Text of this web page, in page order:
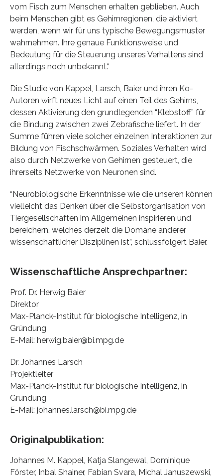
vom Fisch zum Menschen erhalten geblieben. Auch
beim Menschen gibt es Gehirnregionen, die aktiviert
werden, wenn wir für uns typische Bewegungsmuster
wahrnehmen. Ihre genaue Funktionsweise und
Bedeutung für die Steuerung unseres Verhaltens sind
allerdings noch unbekannt.“
Die Studie von Kappel, Larsch, Baier und ihren Ko-
Autoren wirft neues Licht auf einen Teil des Gehirns,
dessen Aktivierung den grundlegenden “Klebstoff” für
die Bindung zwischen zwei Zebrafische liefert. In der
Summe führen viele solcher einzelnen Interaktionen zur
Bildung von Fischschwärmen. Soziales Verhalten wird
also durch Netzwerke von Gehirnen gesteuert, die
ihrerseits Netzwerke von Neuronen sind.
“Neurobiologische Erkenntnisse wie die unseren können
vielleicht das Denken über die Selbstorganisation von
Tiergesellschaften im Allgemeinen inspirieren und
bereichern, welches derzeit die Domäne anderer
wissenschaftlicher Disziplinen ist”, schlussfolgert Baier.
Wissenschaftliche Ansprechpartner:
Prof. Dr. Herwig Baier
Direktor
Max-Planck-Institut für biologische Intelligenz, in
Gründung
E-Mail: herwig.baier@bi.mpg.de
Dr. Johannes Larsch
Projektleiter
Max-Planck-Institut für biologische Intelligenz, in
Gründung
E-Mail: johannes.larsch@bi.mpg.de
Originalpublikation:
Johannes M. Kappel, Katja Slangewal, Dominique
Förster, Inbal Shainer, Fabian Svara, Michal Januszewski,